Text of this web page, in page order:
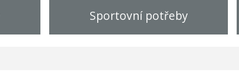
Sportovní potřeby